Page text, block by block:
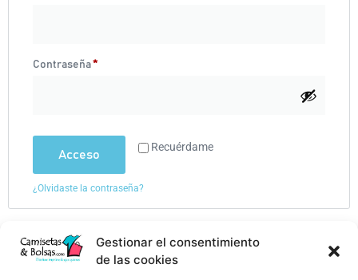
Gestionar el consentimiento
de las cookies
Contraseña*
Recuérdame
Acceso
¿Olvidaste la contraseña?